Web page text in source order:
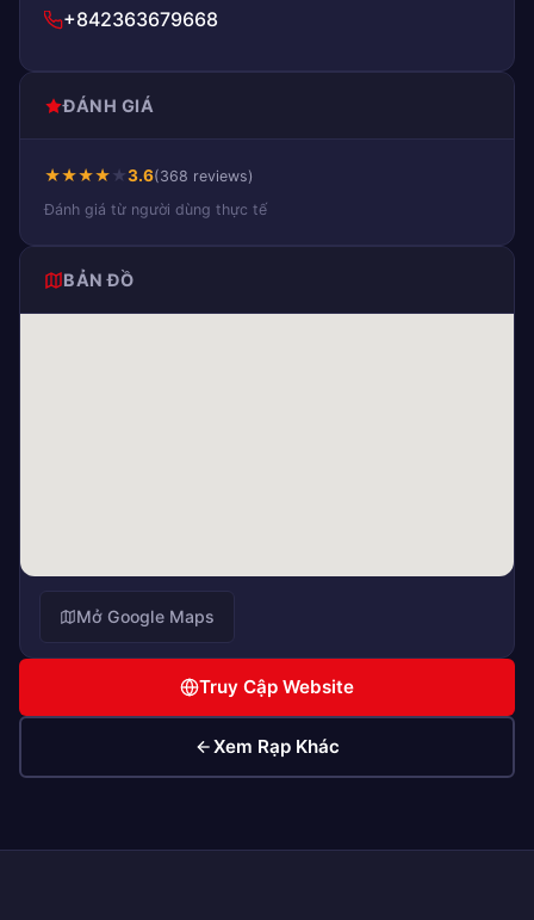
+842363679668
ĐÁNH GIÁ
★★★★★3.6(368 reviews)
Đánh giá từ người dùng thực tế
BẢN ĐỒ
Mở Google Maps
Truy Cập Website
Xem Rạp Khác